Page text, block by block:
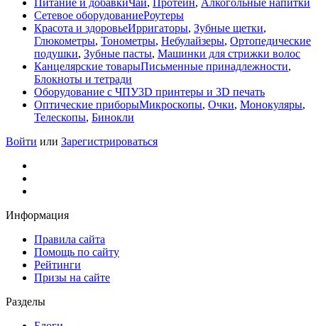
Сетевое оборудованиеРоутеры
Красота и здоровьеИрригаторы, Зубные щетки,
Глюкометры, Тонометры, Небулайзеры, Ортопедические
подушки, Зубные пасты, Машинки для стрижки волос
Канцелярские товарыПисьменные принадлежности,
Блокноты и тетради
Оборудование с ЧПУ3D принтеры и 3D печать
Оптические приборыМикроскопы, Очки, Монокуляры,
Телескопы, Бинокли
Войти или Зарегистрироваться
Информация
Правила сайта
Помощь по сайту
Рейтинги
Призы на сайте
Разделы